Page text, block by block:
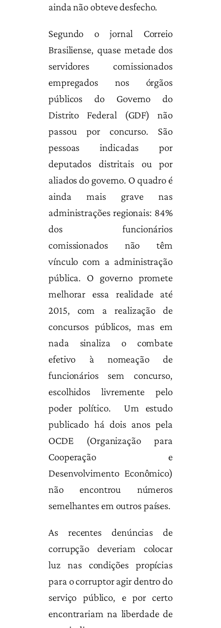
ainda não obteve desfecho.
Segundo o jornal Correio
Brasiliense, quase metade dos
servidores comissionados
empregados nos órgãos
públicos do Governo do
Distrito Federal (GDF) não
passou por concurso. São
pessoas indicadas por
deputados distritais ou por
aliados do governo. O quadro é
ainda mais grave nas
administrações regionais: 84%
dos funcionários
comissionados não têm
vínculo com a administração
pública. O governo promete
melhorar essa realidade até
2015, com a realização de
concursos públicos, mas em
nada sinaliza o combate
efetivo à nomeação de
funcionários sem concurso,
escolhidos livremente pelo
poder político. Um estudo
publicado há dois anos pela
OCDE (Organização para
Cooperação e
Desenvolvimento Econômico)
não encontrou números
semelhantes em outros países.
As recentes denúncias de
corrupção deveriam colocar
luz nas condições propícias
para o corruptor agir dentro do
serviço público, e por certo
encontrariam na liberdade de